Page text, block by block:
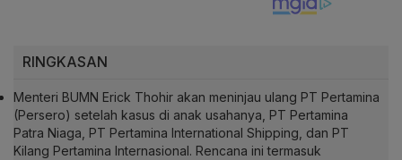
RINGKASAN
Menteri BUMN Erick Thohir akan meninjau ulang PT Pertamina
(Persero) setelah kasus di anak usahanya, PT Pertamina
Patra Niaga, PT Pertamina International Shipping, dan PT
Kilang Pertamina Internasional. Rencana ini termasuk